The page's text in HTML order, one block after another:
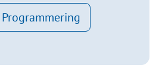
Programmering